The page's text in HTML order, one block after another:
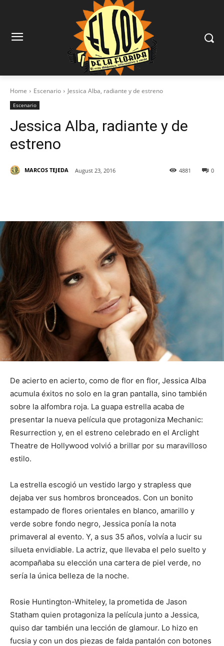
Home Escenario Jessica Alba, radiante y de estreno
Escenario
Jessica Alba, radiante y de
estreno
MARCOS TEJEDA August 23, 2016 0
4881
De acierto en acierto, como de flor en flor, Jessica Alba
acumula éxitos no solo en la gran pantalla, sino también
sobre la alfombra roja. La guapa estrella acaba de
presentar la nueva película que protagoniza Mechanic:
Resurrection y, en el estreno celebrado en el Arclight
Theatre de Hollywood volvió a brillar por su maravilloso
estilo.
La estrella escogió un vestido largo y strapless que
dejaba ver sus hombros bronceados. Con un bonito
estampado de flores orientales en blanco, amarillo y
verde sobre fondo negro, Jessica ponía la nota
primaveral al evento. Y, a sus 35 años, volvía a lucir su
silueta envidiable. La actriz, que llevaba el pelo suelto y
acompañaba su elección una cartera de piel verde, no
sería la única belleza de la noche.
Rosie Huntington-Whiteley, la prometida de Jason
Statham quien protagoniza la película junto a Jessica,
quiso dar también una lección de glamour. Lo hizo en
fucsia y con un dos piezas de falda pantalón con botones